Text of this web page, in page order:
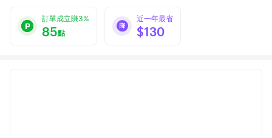
訂單成立賺3%
85點
近一年最省
$130